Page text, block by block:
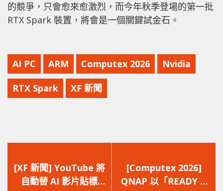
的競爭，只會愈來愈激烈，而今年秋季登場的第一批
RTX Spark 裝置，將會是一個關鍵試金石。
AI PC ARM Computex 2026 Nvidia
RTX Spark XF 新聞
一
篇
[XF 新聞] YouTube 將
自動替 AI 影片貼標
一
篇
[Computex 2026]
QNAP 以「READY &